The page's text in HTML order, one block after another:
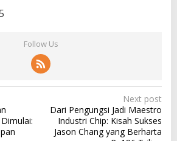
Follow Us
Next post
Dari Pengungsi Jadi Maestro
Industri Chip: Kisah Sukses
Jason Chang yang Berharta